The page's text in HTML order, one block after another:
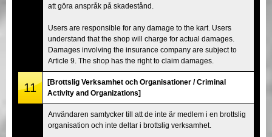
att göra anspråk på skadestånd.
Users are responsible for any damage to the kart. Users
understand that the shop will charge for actual damages.
Damages involving the insurance company are subject to
Article 9. The shop has the right to claim damages.
11
[Brottslig Verksamhet och Organisationer / Criminal
Activity and Organizations]
Användaren samtycker till att de inte är medlem i en brottslig
organisation och inte deltar i brottslig verksamhet.